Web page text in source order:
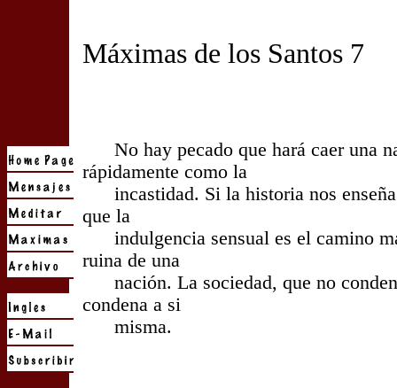
Máximas de los Santos 7
No hay pecado que hará caer una
rápidamente como la
incastidad. Si la historia nos enseña
que la
indulgencia sensual es el camino
ruina de una
nación. La sociedad, que no
condena a si
misma.